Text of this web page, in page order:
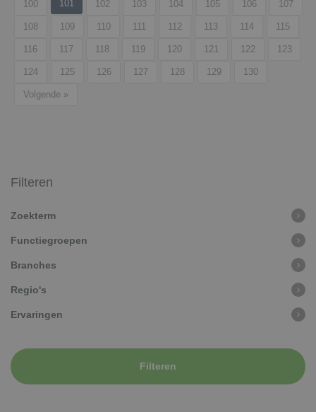
100 101 102 103 104 105 106 107
108 109 110 111 112 113 114 115
116 117 118 119 120 121 122 123
124 125 126 127 128 129 130
Volgende »
Filteren
Zoekterm
Functiegroepen
Branches
Regio's
Ervaringen
Filteren